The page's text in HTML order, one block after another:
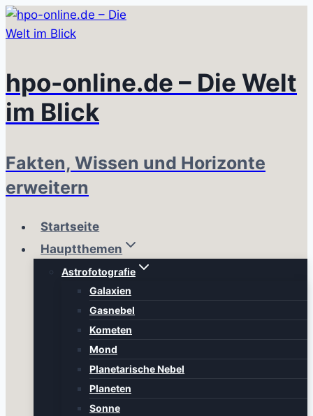
Zum
Inhalt
hpo-online.de – Die Welt
im Blick
Fakten, Wissen und Horizonte
erweitern
Startseite
Hauptthemen
Astrofotografie
Galaxien
Gasnebel
Kometen
Mond
Planetarische Nebel
Planeten
Sonne